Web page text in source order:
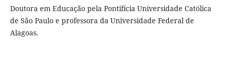
Doutora em Educação pela Pontifícia Universidade Católica
de São Paulo e professora da Universidade Federal de
Alagoas.